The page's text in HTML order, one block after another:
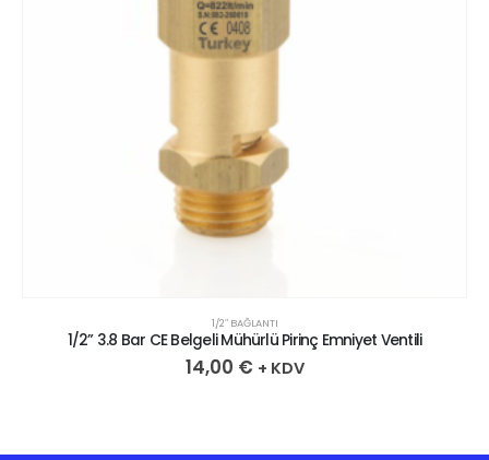
1/2″ BAĞLANTI
1/2” 3.8 Bar CE Belgeli Mühürlü Pirinç Emniyet Ventili
14,00 € + KDV